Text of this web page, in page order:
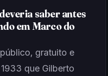
saber antes
em Marco do
gratuito e
que Gilberto